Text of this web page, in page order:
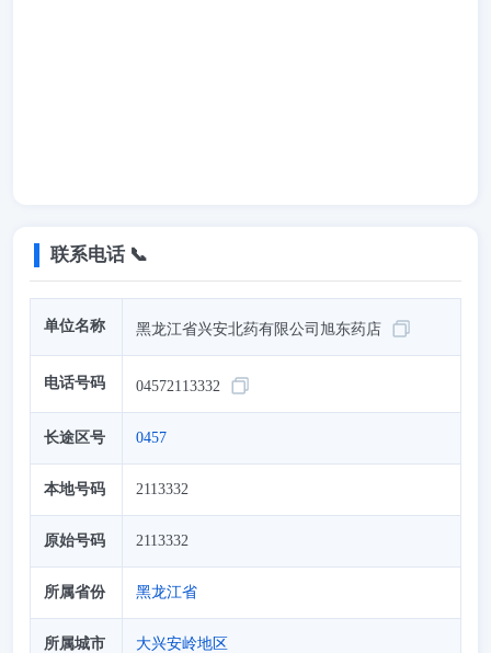
联系电话 📞
单位名称 黑龙江省兴安北药有限公司旭东药店
电话号码 04572113332
长途区号 0457
本地号码 2113332
原始号码 2113332
所属省份 黑龙江省
所属城市 大兴安岭地区